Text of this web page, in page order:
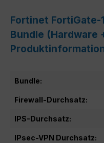
Fortinet
Bundle (Hardware
Bundle:
Firewall-Durchsatz:
IPS-Durchsatz:
IPsec-VPN Durchsatz: